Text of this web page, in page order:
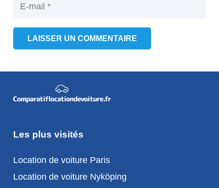
LAISSER UN COMMENTAIRE
Les plus visités
Location de voiture Paris
Location de voiture Nyköping